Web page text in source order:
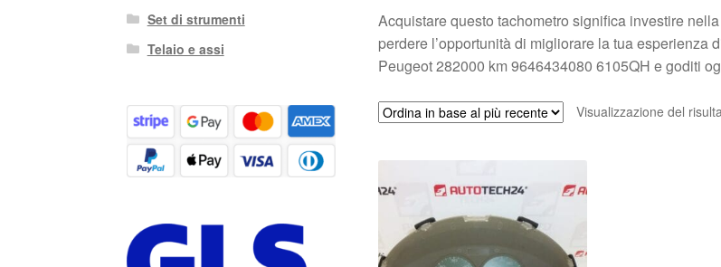
Acquistare questo tachometro significa investire
perdere l’opportunità di migliorare la tua
Peugeot 282000 km 9646434080 6105QH e goditi
Visualizzazione del
Set di strumenti
Telaio e assi